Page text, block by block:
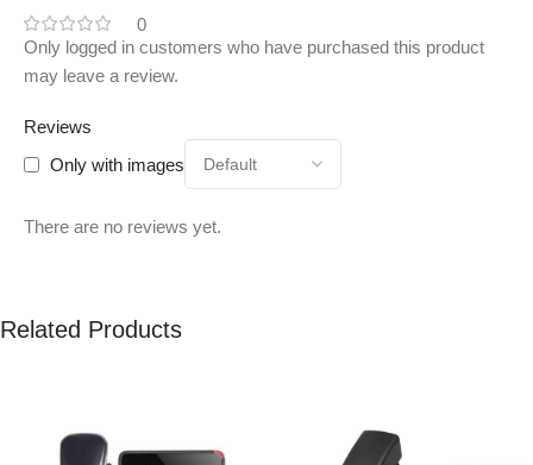
0
Reviews
Only with images
There are no reviews yet.
Only logged in customers who have purchased this product
may leave a review.
Related Products